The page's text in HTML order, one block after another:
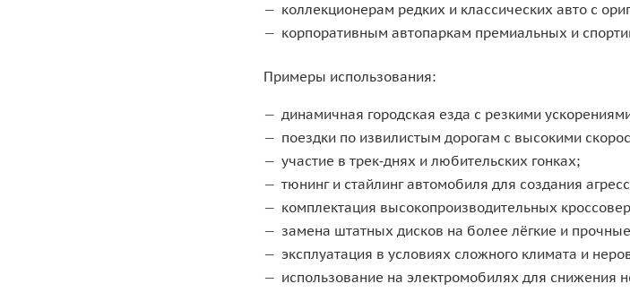
коллекционерам редких и классических авто с
корпоративным автопаркам премиальных и
Примеры использования:
динамичная городская езда с резкими
поездки по извилистым дорогам с высокими
участие в трек‑днях и любительских гонках;
тюнинг и стайлинг автомобиля для создания
комплектация высокопроизводительных
замена штатных дисков на более лёгкие и
эксплуатация в условиях сложного климата и
использование на электромобилях для снижения